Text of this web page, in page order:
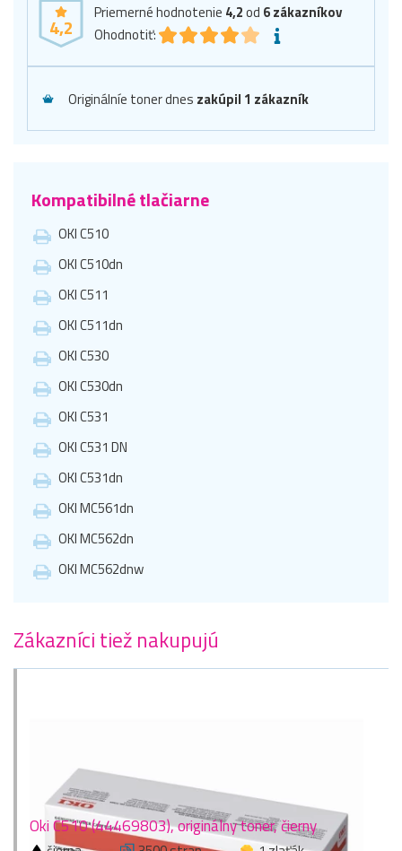
4,2
Priemerné hodnotenie 4,2od 6zákazníkov
Ohodnotiť:
Originálníe toner dnes zakúpil 1 zákazník
Kompatibilné tlačiarne
OKI C510
OKI C510dn
OKI C511
OKI C511dn
OKI C530
OKI C530dn
OKI C531
OKI C531 DN
OKI C531dn
OKI MC561dn
OKI MC562dn
OKI MC562dnw
Zákazníci tiež nakupujú
Oki C510 (44469803), originálny toner, čierny